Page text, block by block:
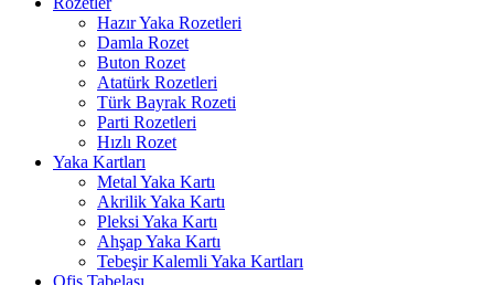
Hazır Yaka Rozetleri
Damla Rozet
Buton Rozet
Atatürk Rozetleri
Türk Bayrak Rozeti
Parti Rozetleri
Hızlı Rozet
Yaka Kartları
Metal Yaka Kartı
Akrilik Yaka Kartı
Pleksi Yaka Kartı
Ahşap Yaka Kartı
Tebeşir Kalemli Yaka Kartları
Ofis Tabelası